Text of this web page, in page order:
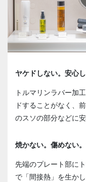
ヤケドしない。安心し
トルマリンラバー加
ドすることがなく、
のスソの部分などに
焼かない。傷めない。
先端のプレート部に
で「間接熱」を生か